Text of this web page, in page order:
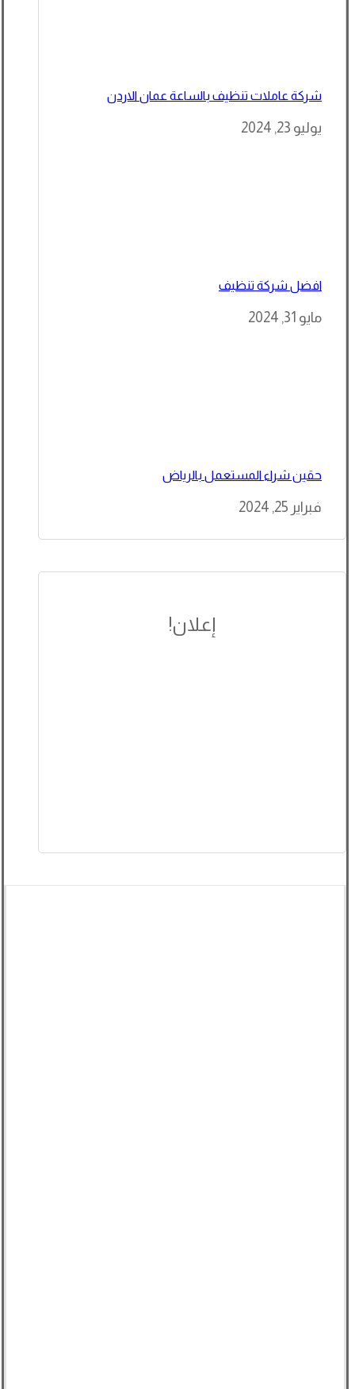
شركة عاملات تنظيف بالساعة عمان الاردن
يوليو 23, 2024
افضل شركة تنظيف
مايو 31, 2024
حقين شراء المستعمل بالرياض
فبراير 25, 2024
إعلان!